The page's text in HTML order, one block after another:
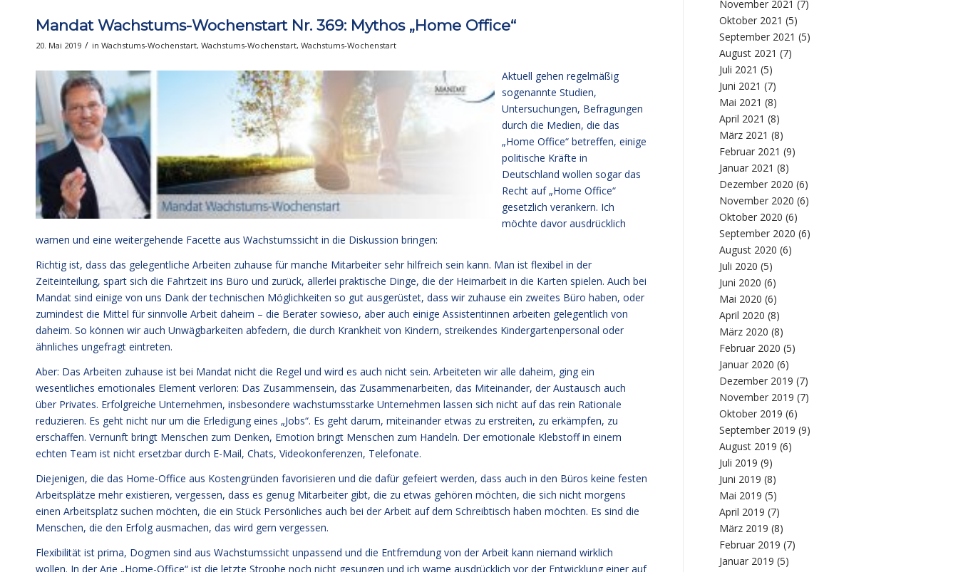
Mandat Wachstums-Wochenstart Nr. 369: Mythos „Home Office“
20. Mai 2019 / in Wachstums-Wochenstart, Wachstums-Wochenstart, Wachstums-Wochenstart
Aktuell gehen regelmäßig
sogenannte Studien,
Untersuchungen, Befragungen
durch die Medien, die das
„Home Office“ betreffen, einige
politische Kräfte in
Deutschland wollen sogar das
Recht auf „Home Office“
gesetzlich verankern. Ich
möchte davor ausdrücklich
warnen und eine weitergehende Facette aus Wachstumssicht in die Diskussion bringen:
Richtig ist, dass das gelegentliche Arbeiten zuhause für manche Mitarbeiter sehr hilfreich sein kann. Man ist flexibel in der
Zeiteinteilung, spart sich die Fahrtzeit ins Büro und zurück, allerlei praktische Dinge, die der Heimarbeit in die Karten spielen. Auch bei
Mandat sind einige von uns Dank der technischen Möglichkeiten so gut ausgerüstet, dass wir zuhause ein zweites Büro haben, oder
zumindest die Mittel für sinnvolle Arbeit daheim – die Berater sowieso, aber auch einige Assistentinnen arbeiten gelegentlich von
daheim. So können wir auch Unwägbarkeiten abfedern, die durch Krankheit von Kindern, streikendes Kindergartenpersonal oder
ähnliches ungefragt eintreten.
Aber: Das Arbeiten zuhause ist bei Mandat nicht die Regel und wird es auch nicht sein. Arbeiteten wir alle daheim, ging ein
wesentliches emotionales Element verloren: Das Zusammensein, das Zusammenarbeiten, das Miteinander, der Austausch auch
über Privates. Erfolgreiche Unternehmen, insbesondere wachstumsstarke Unternehmen lassen sich nicht auf das rein Rationale
reduzieren. Es geht nicht nur um die Erledigung eines „Jobs“. Es geht darum, miteinander etwas zu erstreiten, zu erkämpfen, zu
erschaffen. Vernunft bringt Menschen zum Denken, Emotion bringt Menschen zum Handeln. Der emotionale Klebstoff in einem
echten Team ist nicht ersetzbar durch E-Mail, Chats, Videokonferenzen, Telefonate.
Diejenigen, die das Home-Office aus Kostengründen favorisieren und die dafür gefeiert werden, dass auch in den Büros keine festen
Arbeitsplätze mehr existieren, vergessen, dass es genug Mitarbeiter gibt, die zu etwas gehören möchten, die sich nicht morgens
einen Arbeitsplatz suchen möchten, die ein Stück Persönliches auch bei der Arbeit auf dem Schreibtisch haben möchten. Es sind die
Menschen, die den Erfolg ausmachen, das wird gern vergessen.
Flexibilität ist prima, Dogmen sind aus Wachstumssicht unpassend und die Entfremdung von der Arbeit kann niemand wirklich
wollen. In der Arie „Home-Office“ ist die letzte Strophe noch nicht gesungen und ich warne ausdrücklich vor der Entwicklung einer auf
November 2021 (7)
Oktober 2021 (5)
September 2021 (5)
August 2021 (7)
Juli 2021 (5)
Juni 2021 (7)
Mai 2021 (8)
April 2021 (8)
März 2021 (8)
Februar 2021 (9)
Januar 2021 (8)
Dezember 2020 (6)
November 2020 (6)
Oktober 2020 (6)
September 2020 (6)
August 2020 (6)
Juli 2020 (5)
Juni 2020 (6)
Mai 2020 (6)
April 2020 (8)
März 2020 (8)
Februar 2020 (5)
Januar 2020 (6)
Dezember 2019 (7)
November 2019 (7)
Oktober 2019 (6)
September 2019 (9)
August 2019 (6)
Juli 2019 (9)
Juni 2019 (8)
Mai 2019 (5)
April 2019 (7)
März 2019 (8)
Februar 2019 (7)
Januar 2019 (5)